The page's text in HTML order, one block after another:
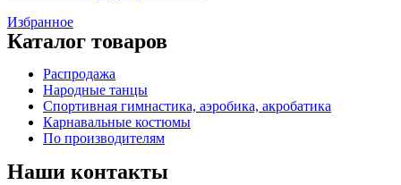
Избранное
Каталог товаров
МенюРаспродажа
Народные танцы
Спортивная гимнастика, аэробика, акробатика
Карнавальные костюмы
По производителям
Наши контакты